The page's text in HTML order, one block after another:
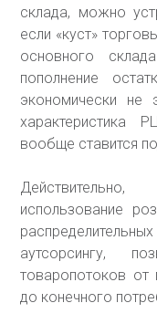
склада, можно
если «куст»
основного
пополнение
экономически не
характеристика
вообще ставится
использование
аутсорсингу,
товаропотоков от
до конечного